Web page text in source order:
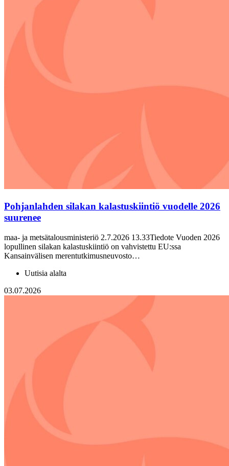
Pohjanlahden silakan kalastuskiintiö vuodelle 2026
suurenee
maa- ja metsätalousministeriö 2.7.2026 13.33Tiedote Vuoden 2026
lopullinen silakan kalastuskiintiö on vahvistettu EU:ssa
Kansainvälisen merentutkimusneuvosto…
Uutisia alalta
03.07.2026